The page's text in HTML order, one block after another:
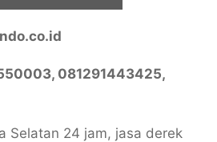
081291443425,
Selatan 24 jam, jasa derek